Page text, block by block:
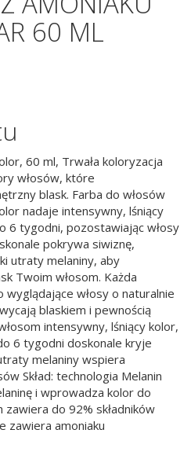
60 ML
60 ml, Trwała koloryzacja
włosów, które
blask. Farba do włosów
nadaje intensywny, lśniący
6 tygodni, pozostawiając włosy
pokrywa siwiznę,
utraty melaniny, aby
Twoim włosom. Każda
włosy o naturalnie
blaskiem i pewnością
intensywny, lśniący kolor,
6 tygodni doskonale kryje
melaniny wspiera
Skład: technologia Melanin
i wprowadza kolor do
zawiera do 92% składników
zawiera amoniaku